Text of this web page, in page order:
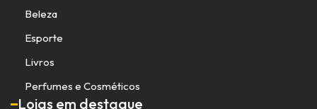
Beleza
Esporte
Livros
Perfumes e Cosméticos
Lojas em destaque